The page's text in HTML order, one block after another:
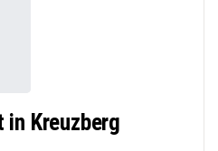
Kreuzberg